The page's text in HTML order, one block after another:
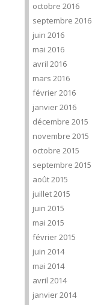
octobre 2016
septembre 2016
juin 2016
mai 2016
avril 2016
mars 2016
février 2016
janvier 2016
décembre 2015
novembre 2015
octobre 2015
septembre 2015
août 2015
juillet 2015
juin 2015
mai 2015
février 2015
juin 2014
mai 2014
avril 2014
janvier 2014